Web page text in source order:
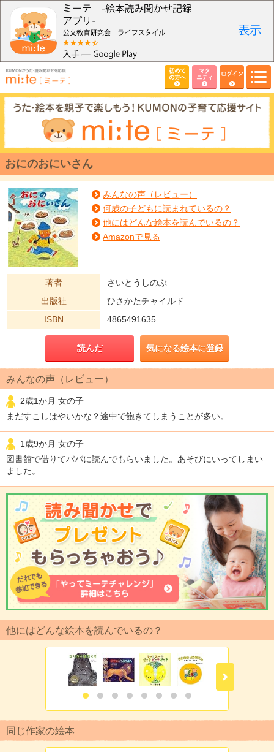
初めて
の方へ
マタ
ニティ
ログイン
おにのおにいさん
みんなの声（レビュー）
何歳の子どもに読まれているの？
他にはどんな絵本を読んでいるの？
Amazonで見る
著者
さいとうしのぶ
出版社
ひさかたチャイルド
ISBN
4865491635
読んだ 気になる絵本に登録
みんなの声（レビュー）
2歳1か月 女の子
まだすこしはやいかな？途中で飽きてしまうことが多い。
1歳9か月 女の子
図書館で借りてパパに読んでもらいました。あそびにいってしまい
ました。
他にはどんな絵本を読んでいるの？
同じ作家の絵本